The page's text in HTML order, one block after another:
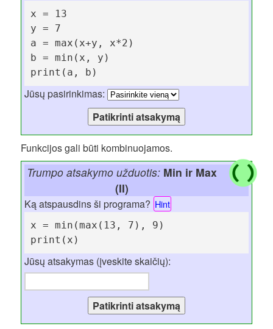
x = 13
y = 7
a = max(x+y, x*2)
b = min(x, y)
print(a, b)
Jūsų pasirinkimas:
Funkcijos gali būti kombinuojamos.
Trumpo atsakymo užduotis: Min ir Max
(II)
Ką atspausdins ši programa? Hint
x = min(max(13, 7), 9)
print(x)
Jūsų atsakymas (įveskite skaičių):